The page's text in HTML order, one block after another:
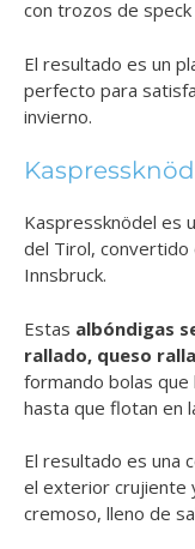
con trozos de speck
El resultado es un
perfecto para
invierno.
Kaspressknödel es
del Tirol, convertido
Innsbruck.
Estas albóndigas
rallado, queso
formando bolas que
hasta que flotan en
El resultado es una
el exterior crujiente
cremoso, lleno de